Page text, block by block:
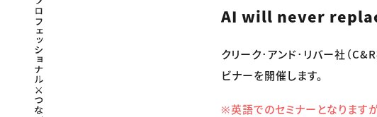
AI will never
クリーク･アンド･リバー社（
ビナーを開催します。
※英語でのセミナーとなります